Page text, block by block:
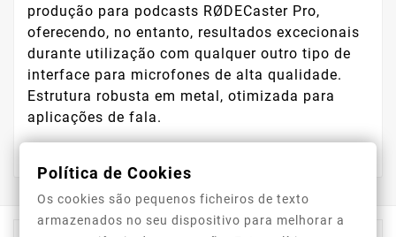
produção para podcasts RØDECaster Pro,
oferecendo, no entanto, resultados excecionais
durante utilização com qualquer outro tipo de
interface para microfones de alta qualidade.
Estrutura robusta em metal, otimizada para
aplicações de fala.
Política de Cookies
Os cookies são pequenos ficheiros de texto
armazenados no seu dispositivo para melhorar a